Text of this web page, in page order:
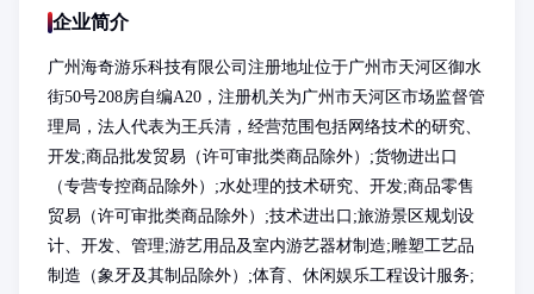
企业简介
广州海奇游乐科技有限公司注册地址位于广州市天河区御水
街50号208房自编A20，注册机关为广州市天河区市场监督管
理局，法人代表为王兵清，经营范围包括网络技术的研究、
开发;商品批发贸易（许可审批类商品除外）;货物进出口
（专营专控商品除外）;水处理的技术研究、开发;商品零售
贸易（许可审批类商品除外）;技术进出口;旅游景区规划设
计、开发、管理;游艺用品及室内游艺器材制造;雕塑工艺品
制造（象牙及其制品除外）;体育、休闲娱乐工程设计服务;